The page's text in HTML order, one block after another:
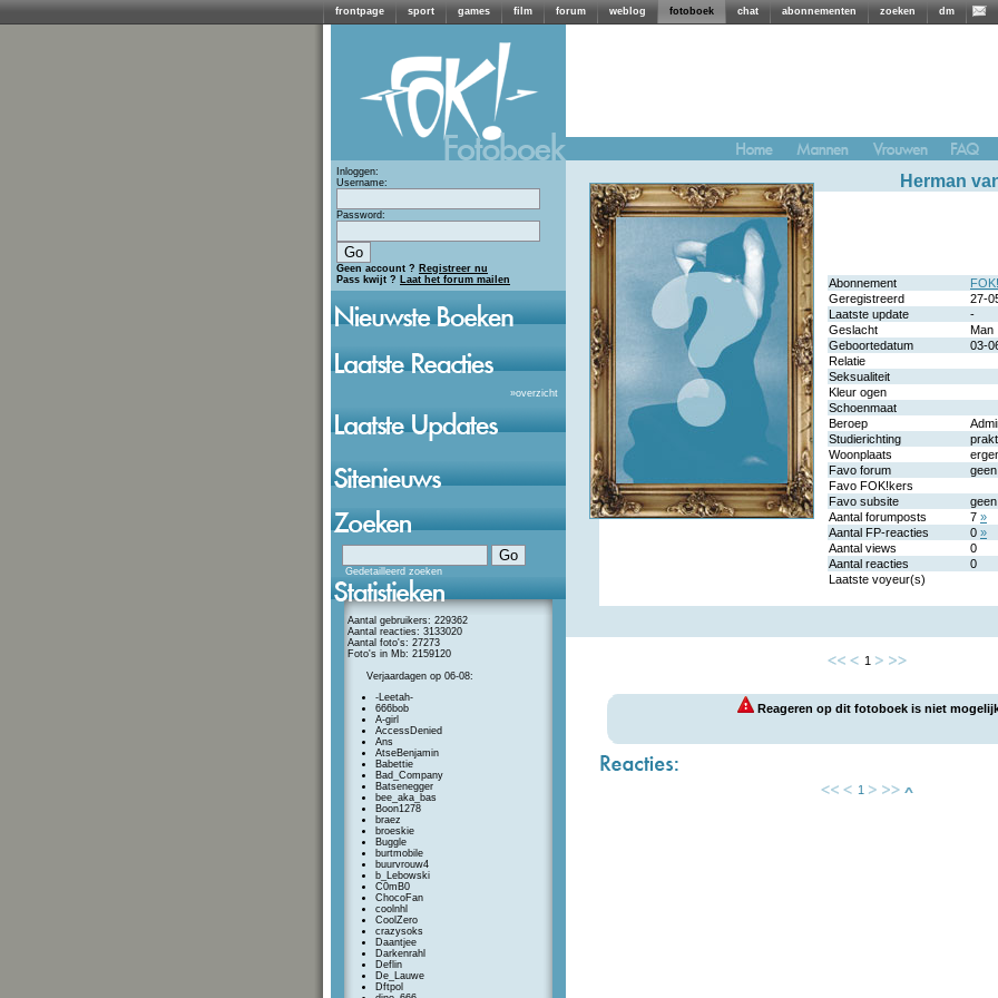
frontpage sport games film forum weblog fotoboek chat abonnementen zoeken dm
Inloggen:
Username:
Password:
Geen account ? Registreer nu
Pass kwijt ? Laat het forum mailen
»overzicht
Gedetailleerd zoeken
Aantal gebruikers: 229362
Aantal reacties: 3133020
Aantal foto's: 27273
Foto's in Mb: 2159120
Verjaardagen op 06-08:
-Leetah-
666bob
A-girl
AccessDenied
Ans
AtseBenjamin
Babettie
Bad_Company
Batsenegger
bee_aka_bas
Boon1278
braez
broeskie
Buggle
burtmobile
buurvrouw4
b_Lebowski
C0mB0
ChocoFan
coolnhl
CoolZero
crazysoks
Daantjee
Darkenrahl
Deflin
De_Lauwe
Dftpol
Herman
Abonnement
Geregistreerd
27-
Laatste update
-
Geslacht
Man
Geboortedatum
03-
Relatie
Seksualiteit
Kleur ogen
Schoenmaat
Beroep
Studierichting
Woonplaats
Favo forum
geen
Favo FOK!kers
Favo subsite
geen
Aantal forumposts
7 »
Aantal FP-reacties
0 »
Aantal views
0
Aantal reacties
0
Laatste voyeur(s)
1
Reageren op dit fotoboek is niet
1